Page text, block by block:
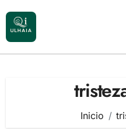
al
contenido
Inicio